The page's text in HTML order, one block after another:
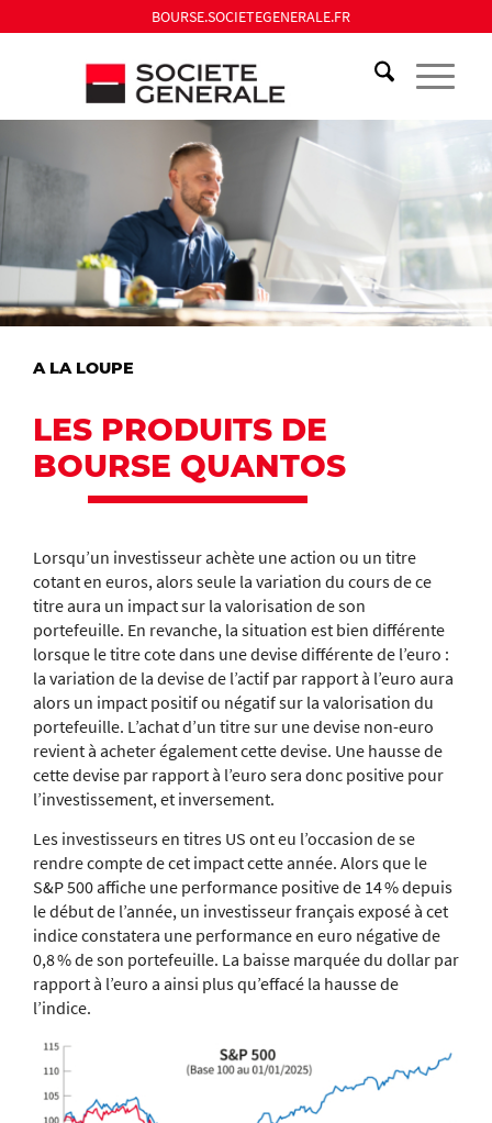
BOURSE.SOCIETEGENERALE.FR
A LA LOUPE
LES PRODUITS DE
BOURSE QUANTOS
Lorsqu’un investisseur achète une action ou un titre
cotant en euros, alors seule la variation du cours de ce
titre aura un impact sur la valorisation de son
portefeuille. En revanche, la situation est bien différente
lorsque le titre cote dans une devise différente de l’euro :
la variation de la devise de l’actif par rapport à l’euro aura
alors un impact positif ou négatif sur la valorisation du
portefeuille. L’achat d’un titre sur une devise non-euro
revient à acheter également cette devise. Une hausse de
cette devise par rapport à l’euro sera donc positive pour
l’investissement, et inversement.
Les investisseurs en titres US ont eu l’occasion de se
rendre compte de cet impact cette année. Alors que le
S&P 500 affiche une performance positive de 14 % depuis
le début de l’année, un investisseur français exposé à cet
indice constatera une performance en euro négative de
0,8 % de son portefeuille. La baisse marquée du dollar par
rapport à l’euro a ainsi plus qu’effacé la hausse de
l’indice.